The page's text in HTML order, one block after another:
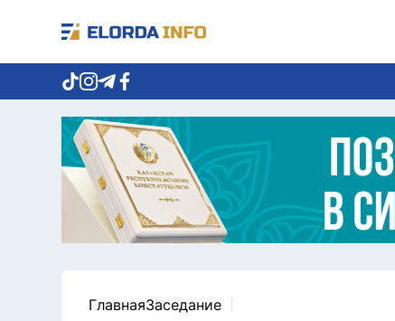
ГлавнаяЗаседание